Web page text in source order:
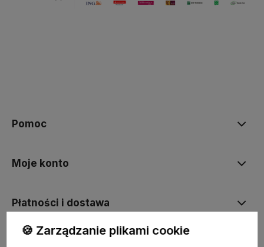
Pomoc
Moje konto
Płatności i dostawa
🍪 Zarządzanie plikami cookie